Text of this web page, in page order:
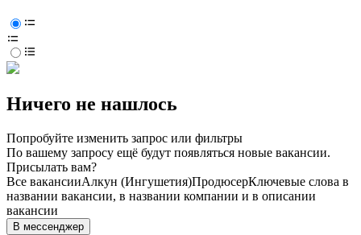
Ничего не нашлось
Попробуйте изменить запрос или фильтры
По вашему запросу ещё будут появляться новые вакансии.
Присылать вам?
Все вакансииАлкун (Ингушетия)ПродюсерКлючевые слова в
названии вакансии, в названии компании и в описании
вакансии
В мессенджер